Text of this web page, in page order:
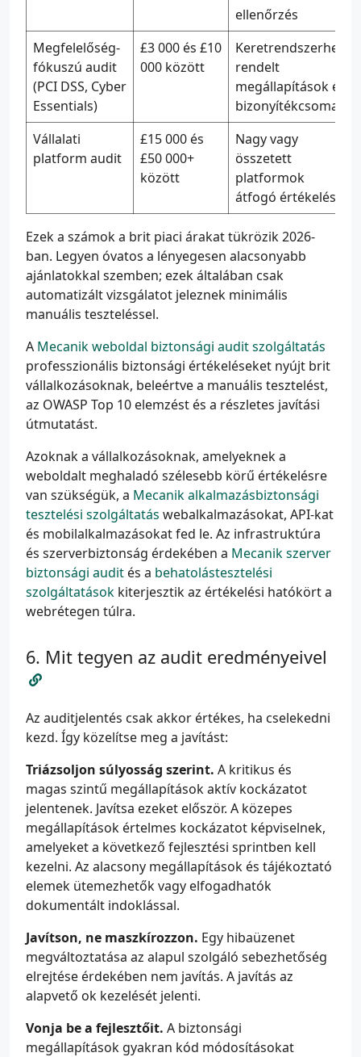
ellenőrzés
Megfelelőség-
fókuszú audit
(PCI DSS, Cyber
Essentials)
£3 000 és £10
000 között
Keretrendszerhez
rendelt
megállapítások és
bizonyítékcsomag
Vállalati
platform audit
£15 000 és
£50 000+
között
Nagy vagy
összetett
platformok
átfogó értékelése
Ezek a számok a brit piaci árakat tükrözik 2026-
ban. Legyen óvatos a lényegesen alacsonyabb
ajánlatokkal szemben; ezek általában csak
automatizált vizsgálatot jeleznek minimális
manuális teszteléssel.
A Mecanik weboldal biztonsági audit szolgáltatás
professzionális biztonsági értékeléseket nyújt brit
vállalkozásoknak, beleértve a manuális tesztelést,
az OWASP Top 10 elemzést és a részletes javítási
útmutatást.
Azoknak a vállalkozásoknak, amelyeknek a
weboldalt meghaladó szélesebb körű értékelésre
van szükségük, a Mecanik alkalmazásbiztonsági
tesztelési szolgáltatás webalkalmazásokat, API-kat
és mobilalkalmazásokat fed le. Az infrastruktúra
és szerverbiztonság érdekében a Mecanik szerver
biztonsági audit és a behatolástesztelési
szolgáltatások kiterjesztik az értékelési hatókört a
webrétegen túlra.
Mit tegyen az audit eredményeivel
Az auditjelentés csak akkor értékes, ha cselekedni
kezd. Így közelítse meg a javítást:
Triázsoljon súlyosság szerint. A kritikus és
magas szintű megállapítások aktív kockázatot
jelentenek. Javítsa ezeket először. A közepes
megállapítások értelmes kockázatot képviselnek,
amelyeket a következő fejlesztési sprintben kell
kezelni. Az alacsony megállapítások és tájékoztató
elemek ütemezhetők vagy elfogadhatók
dokumentált indoklással.
Javítson, ne maszkírozzon. Egy hibaüzenet
megváltoztatása az alapul szolgáló sebezhetőség
elrejtése érdekében nem javítás. A javítás az
alapvető ok kezelését jelenti.
Vonja be a fejlesztőit. A biztonsági
megállapítások gyakran kód módosításokat